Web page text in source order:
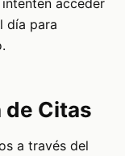
acceder
día para
de Citas
a través del